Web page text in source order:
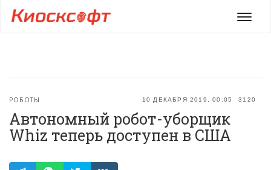
Меню
10 ДЕКАБРЯ 2019, 00:05 3120
РОБОТЫ
Автономный робот-уборщик
Whiz теперь доступен в США